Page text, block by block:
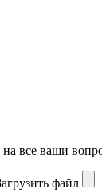
на все ваши
файл